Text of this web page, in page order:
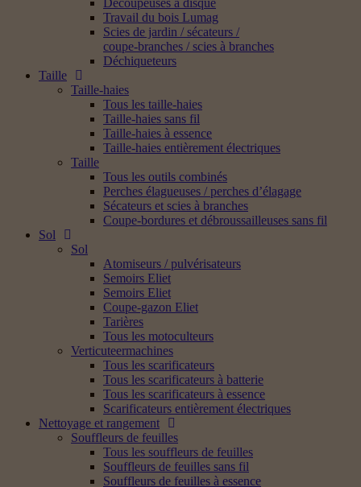
Découpeuses à disque
Travail du bois Lumag
Scies de jardin / sécateurs /
coupe-branches / scies à branches
Déchiqueteurs
Taille
Taille-haies
Tous les taille-haies
Taille-haies sans fil
Taille-haies à essence
Taille-haies entièrement électriques
Taille
Tous les outils combinés
Perches élagueuses / perches d’élagage
Sécateurs et scies à branches
Coupe-bordures et débroussailleuses sans fil
Sol
Sol
Atomiseurs / pulvérisateurs
Semoirs Eliet
Semoirs Eliet
Coupe-gazon Eliet
Tarières
Tous les motoculteurs
Verticuteermachines
Tous les scarificateurs
Tous les scarificateurs à batterie
Tous les scarificateurs à essence
Scarificateurs entièrement électriques
Nettoyage et rangement
Souffleurs de feuilles
Tous les souffleurs de feuilles
Souffleurs de feuilles sans fil
Souffleurs de feuilles à essence